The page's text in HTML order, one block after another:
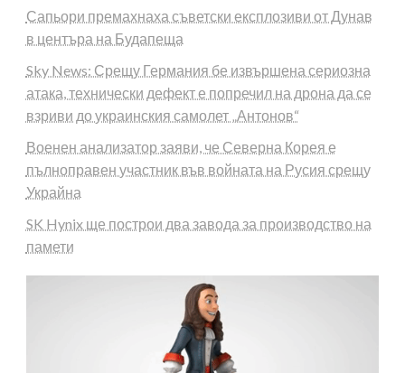
Сапьори премахнаха съветски експлозиви от Дунав
в центъра на Будапеща
Sky News: Срещу Германия бе извършена сериозна
атака, технически дефект е попречил на дрона да се
взриви до украинския самолет „Антонов“
Военен анализатор заяви, че Северна Корея е
пълноправен участник във войната на Русия срещу
Украйна
SK Hynix ще построи два завода за производство на
памети